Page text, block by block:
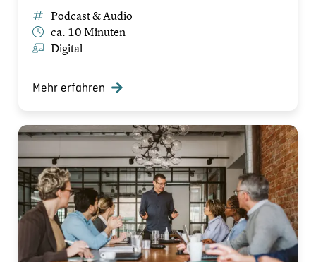
Podcast & Audio
ca. 10 Minuten
Digital
Mehr erfahren